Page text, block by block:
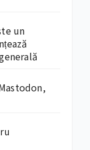
un